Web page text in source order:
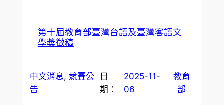
第十屆教育部臺灣台語及臺灣客語文
學獎徵稿
中文消息, 競賽公
告
日
期：
2025-11-
06
教育
部